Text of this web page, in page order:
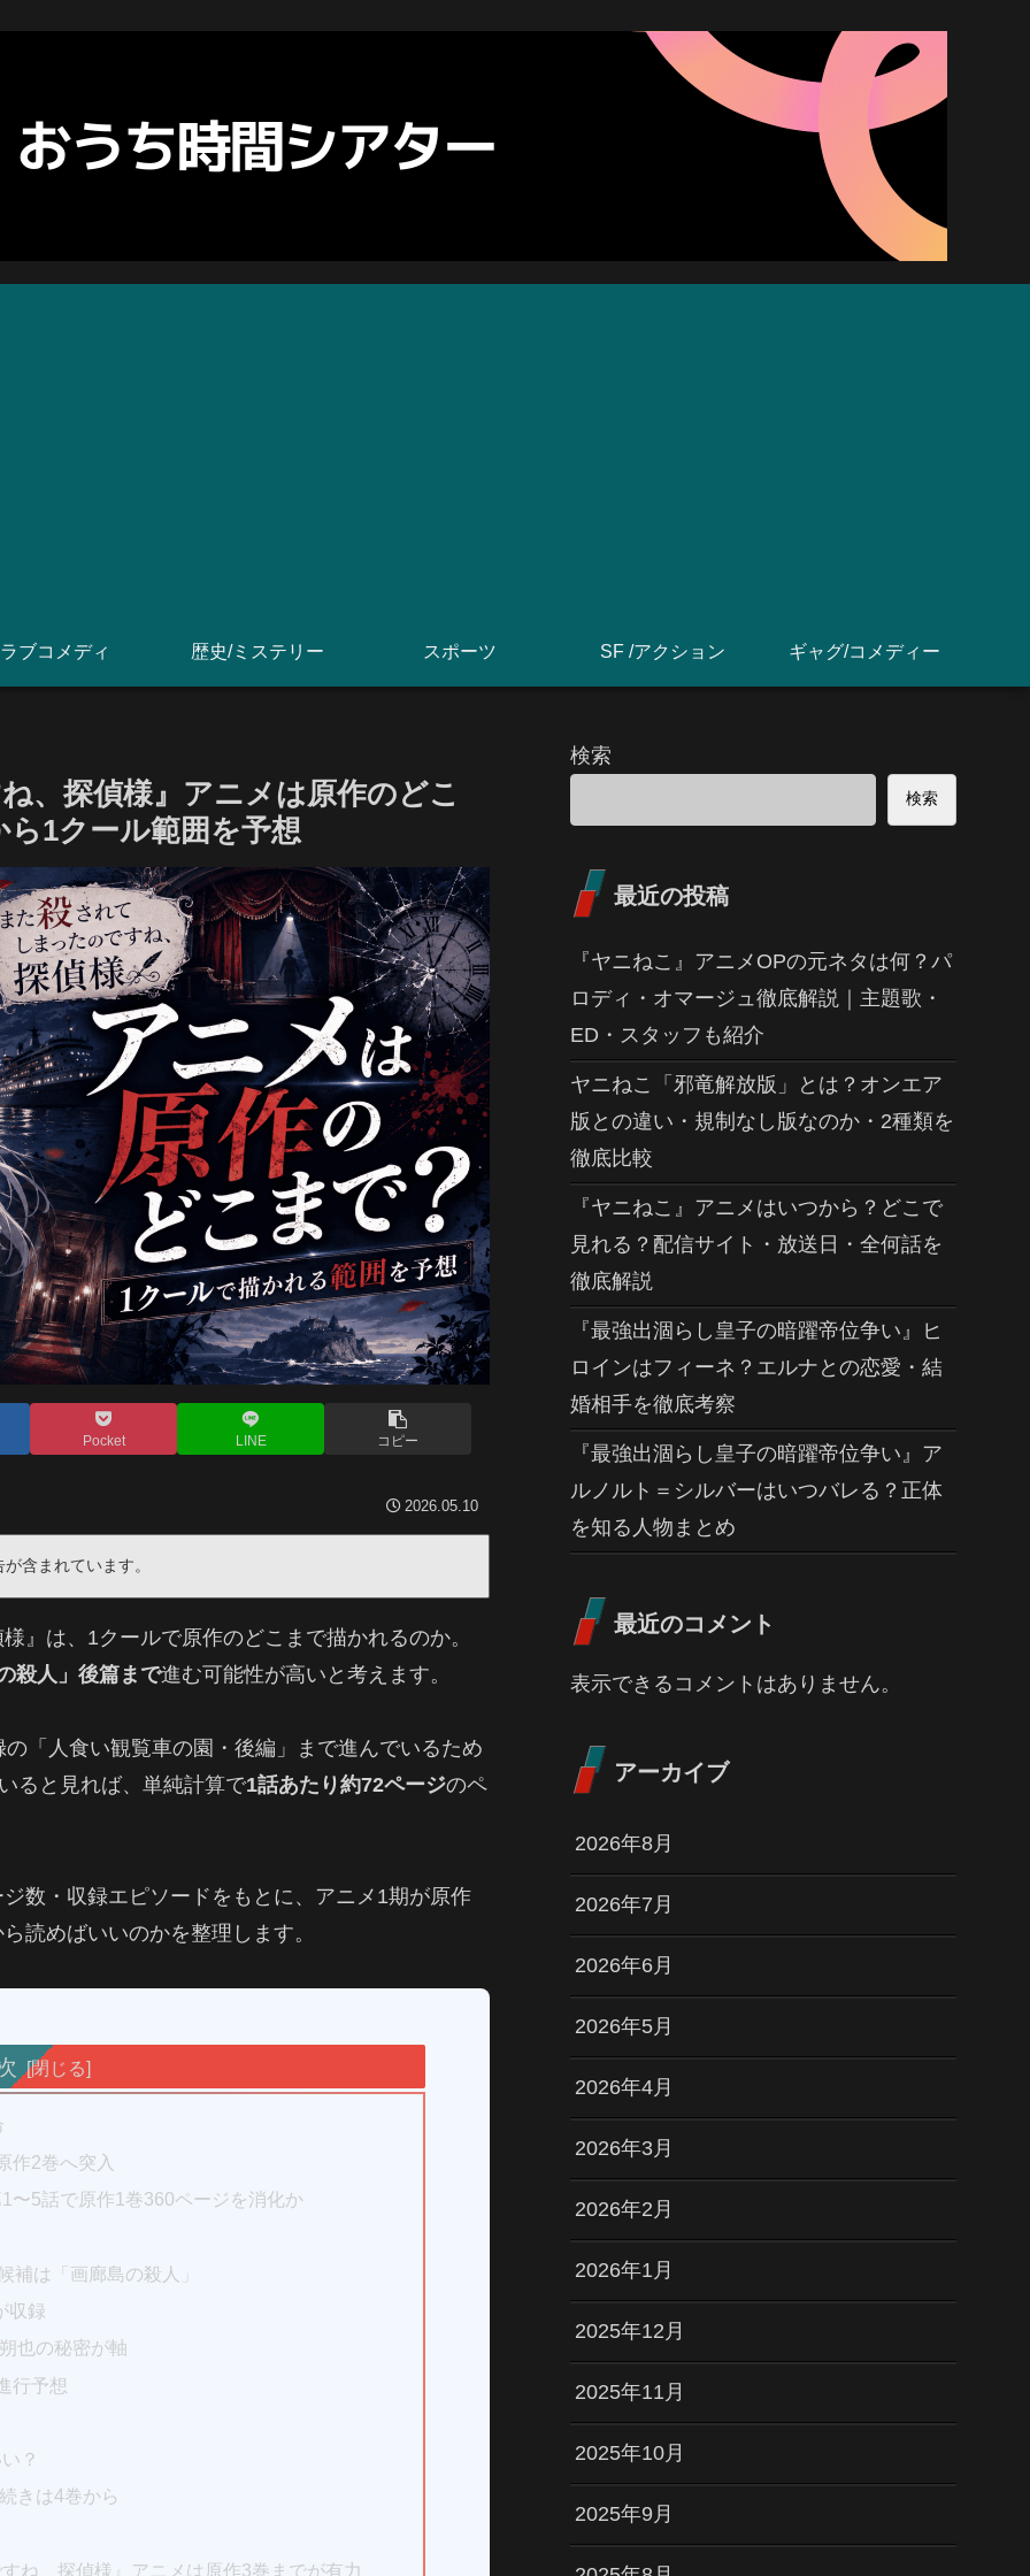
ラブコメディ 歴史/ミステリー スポーツ SF /アクション ギャグ/コメディー
、探偵様』アニメは原作のどこ
1クール範囲を予想
Pocket LINE コピー
2026.05.10
含まれています。
』は、1クールで原作のどこまで描かれるのか。
殺人」後篇まで進む可能性が高いと考えます。
「人食い観覧車の園・後編」まで進んでいるため
ると見れば、単純計算で1話あたり約72ページのペ
数・収録エピソードをもとに、アニメ1期が原作
読めばいいのかを整理します。
作2巻へ突入
〜5話で原作1巻360ページを消化か
補は「画廊島の殺人」
収録
也の秘密が軸
行予想
？
きは4巻から
ね、探偵様』アニメは原作3巻までが有力
検索
検索
最近の投稿
『ヤニねこ』アニメOPの元ネタは何？パ
ロディ・オマージュ徹底解説｜主題歌・
ED・スタッフも紹介
ヤニねこ「邪竜解放版」とは？オンエア
版との違い・規制なし版なのか・2種類を
徹底比較
『ヤニねこ』アニメはいつから？どこで
見れる？配信サイト・放送日・全何話を
徹底解説
『最強出涸らし皇子の暗躍帝位争い』ヒ
ロインはフィーネ？エルナとの恋愛・結
婚相手を徹底考察
『最強出涸らし皇子の暗躍帝位争い』ア
ルノルト＝シルバーはいつバレる？正体
を知る人物まとめ
最近のコメント
表示できるコメントはありません。
アーカイブ
2026年8月
2026年7月
2026年6月
2026年5月
2026年4月
2026年3月
2026年2月
2026年1月
2025年12月
2025年11月
2025年10月
2025年9月